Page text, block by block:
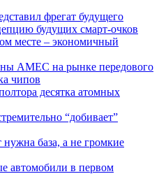
фрегат будущего
будущих смарт-очков
месте – экономичный
AMEC на рынке передового
чипов
десятка атомных
“добивает”
нужна база, а не громкие
автомобили в первом